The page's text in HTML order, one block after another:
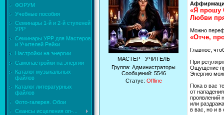
ФОРУМ
Учебные пособия
Семинары 1-й и 2-й ступеней
УРР
Семинары УРР для Мастеров
и Учителей Рейки
Настройки на энергии
Самонастройки на энергии
Каталог музыкальных
файлов
Каталог литературных
файлов
Фото-галерея. Обои
Сеансы исцеления on-...
МАСТЕР - УЧИТЕЛЬ
Группа: Администраторы
Сообщений: 5546
Статус: Offline
«Я прошу
Любви
Можно
«Отче,
Главное,
При
Ощущение
Энергию
Пока в вас
от
проявлений
или
в вас, но и в